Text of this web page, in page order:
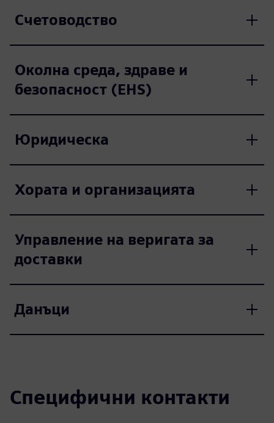
Счетоводство
Околна среда, здраве и
безопасност (EHS)
Юридическа
Хората и организацията
Управление на веригата за
доставки
Данъци
Специфични контакти